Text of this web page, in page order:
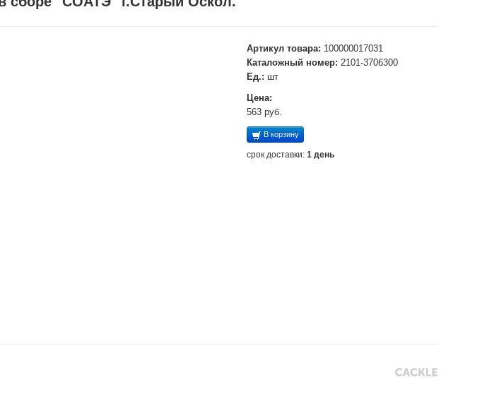
Артикул товара: 100000017031
Каталожный номер: 2101-3706300
Ед.: шт
Цена:
563 руб.
В корзину
срок доставки: 1 день